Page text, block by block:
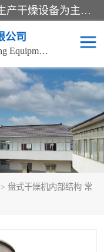
常州市圣祥干燥设备有限公司以生产干燥设备为主导产品，提供：干燥设备、干燥机、混合机、气流干燥机、烘箱、热风循环烘箱、沸腾干燥机、烘干机、喷雾干燥机等产品的生产、制造与销售服务。
公司
Changzhou Shengxiang Drying Equipment Co. , Ltd.
> 盘式干燥机内部结构 常
真空干燥机
刮板干燥机
干燥机
混合机
干燥机